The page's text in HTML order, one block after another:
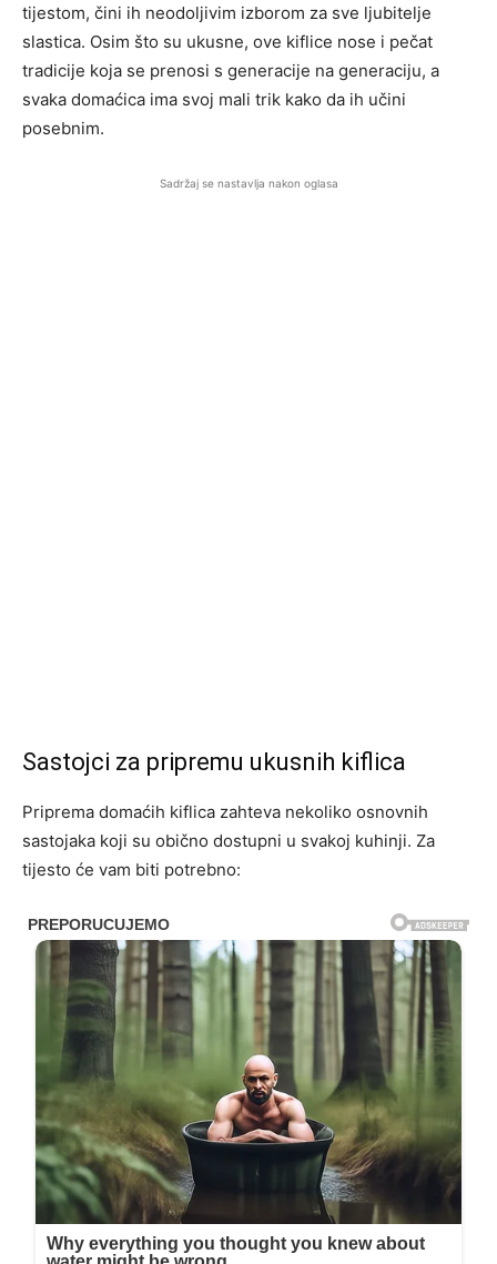
tijestom, čini ih neodoljivim izborom za sve ljubitelje
slastica. Osim što su ukusne, ove kiflice nose i pečat
tradicije koja se prenosi s generacije na generaciju, a
svaka domaćica ima svoj mali trik kako da ih učini
posebnim.
Sadržaj se nastavlja nakon oglasa
Sastojci za pripremu ukusnih kiflica
Priprema domaćih kiflica zahteva nekoliko osnovnih
sastojaka koji su obično dostupni u svakoj kuhinji. Za
tijesto će vam biti potrebno: